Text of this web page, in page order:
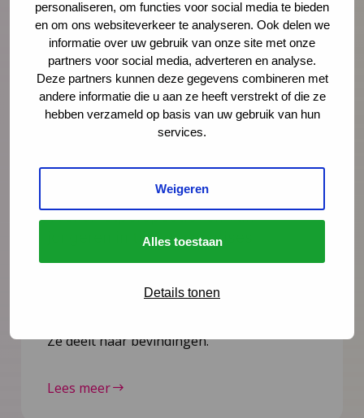
personaliseren, om functies voor social media te bieden
en om ons websiteverkeer te analyseren. Ook delen we
informatie over uw gebruik van onze site met onze
partners voor social media, adverteren en analyse.
Deze partners kunnen deze gegevens combineren met
andere informatie die u aan ze heeft verstrekt of die ze
hebben verzameld op basis van uw gebruik van hun
services.
Weigeren
Alles toestaan
Details tonen
29 juni 2023
Toekomstperspectieven van
jongeren in tijden van crises
toekomstperspectieven van jongeren en of
Ze deelt haar bevindingen.
Lees meer